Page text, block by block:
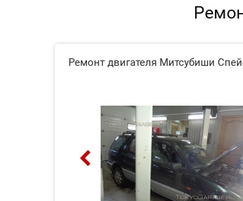
Ремонт двигателя Митсубиши